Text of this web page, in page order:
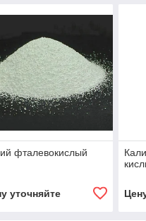
фталевокислый
уточняйте